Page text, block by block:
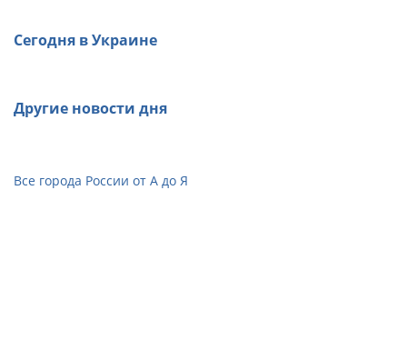
Сегодня в Украине
Другие новости дня
Все города России от А до Я